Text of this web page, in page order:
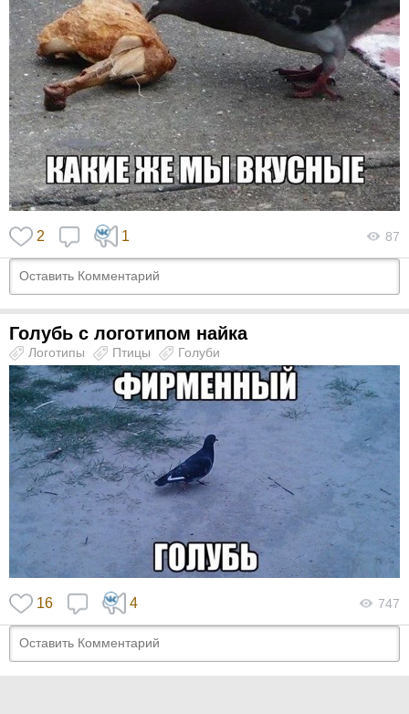
2 1 87
Голубь с логотипом найка
Логотипы Птицы Голуби
16 4 747